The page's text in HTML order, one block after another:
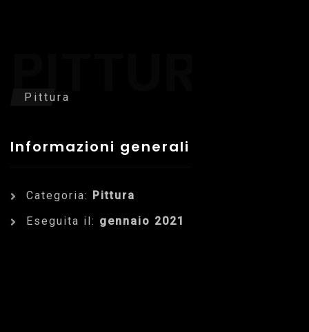
PITTURA
Pittura
Informazioni generali
Categoria: Pittura
Eseguita il: gennaio 2021